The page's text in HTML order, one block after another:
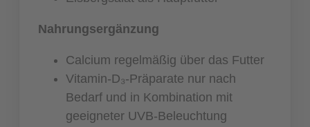
Nahrungsergänzung
Calcium regelmäßig über das Futter
Vitamin-D₃-Präparate nur nach
Bedarf und in Kombination mit
geeigneter UVB-Beleuchtung